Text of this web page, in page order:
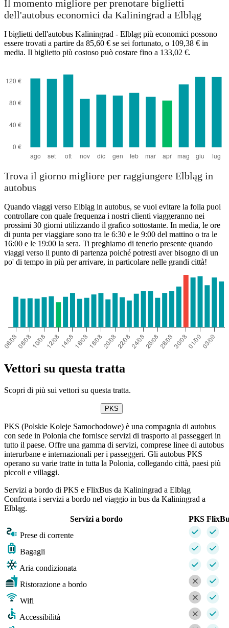
Il momento migliore per prenotare biglietti
dell'autobus economici da Kaliningrad a Elbląg
I biglietti dell'autobus Kaliningrad - Elbląg più economici possono
essere trovati a partire da 85,60 € se sei fortunato, o 109,38 € in
media. Il biglietto più costoso può costare fino a 133,02 €.
Trova il giorno migliore per raggiungere Elbląg in
autobus
Quando viaggi verso Elbląg in autobus, se vuoi evitare la folla puoi
controllare con quale frequenza i nostri clienti viaggeranno nei
prossimi 30 giorni utilizzando il grafico sottostante. In media, le ore
di punta per viaggiare sono tra le 6:30 e le 9:00 del mattino o tra le
16:00 e le 19:00 la sera. Ti preghiamo di tenerlo presente quando
viaggi verso il punto di partenza poiché potresti aver bisogno di un
po' di tempo in più per arrivare, in particolare nelle grandi città!
Vettori su questa tratta
Scopri di più sui vettori su questa tratta.
PKS
PKS (Polskie Koleje Samochodowe) è una compagnia di autobus
con sede in Polonia che fornisce servizi di trasporto ai passeggeri in
tutto il paese. Offre una gamma di servizi, comprese linee di autobus
interurbane e internazionali per i passeggeri. Gli autobus PKS
operano su varie tratte in tutta la Polonia, collegando città, paesi più
piccoli e villaggi.
Servizi a bordo di PKS e FlixBus da Kaliningrad a Elbląg
Confronta i servizi a bordo nel viaggio in bus da Kaliningrad a
Elbląg.
Servizi a bordo
PKS
Prese di corrente
Bagagli
Aria condizionata
Ristorazione a bordo
Wifi
Accessibilità